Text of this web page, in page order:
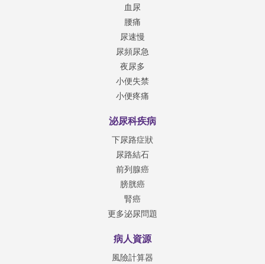
血尿
腰痛
尿速慢
尿頻尿急
夜尿多
小便失禁
小便疼痛
泌尿科疾病
下尿路症狀
尿路結石
前列腺癌
膀胱癌
腎癌
更多泌尿問題
病人資源
風險計算器